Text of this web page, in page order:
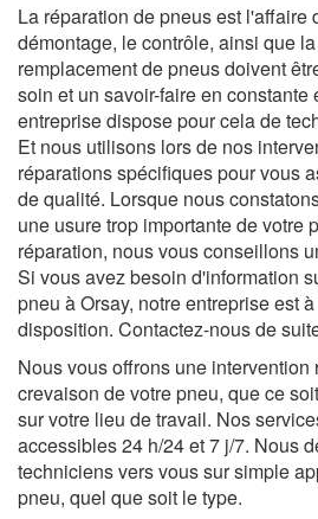
La réparation de pneus est l'affaire
démontage, le contrôle, ainsi que
remplacement de pneus doivent
soin et un savoir-faire en constante
entreprise dispose pour cela de
Et nous utilisons lors de nos
réparations spécifiques pour vous
de qualité. Lorsque nous
une usure trop importante de votre
réparation, nous vous conseillons
Si vous avez besoin d'information
pneu à Orsay, notre entreprise est
disposition. Contactez-nous de
Nous vous offrons une intervention
crevaison de votre pneu, que ce
sur votre lieu de travail. Nos
accessibles 24 h/24 et 7 j/7. Nous
techniciens vers vous sur simple
pneu, quel que soit le type.